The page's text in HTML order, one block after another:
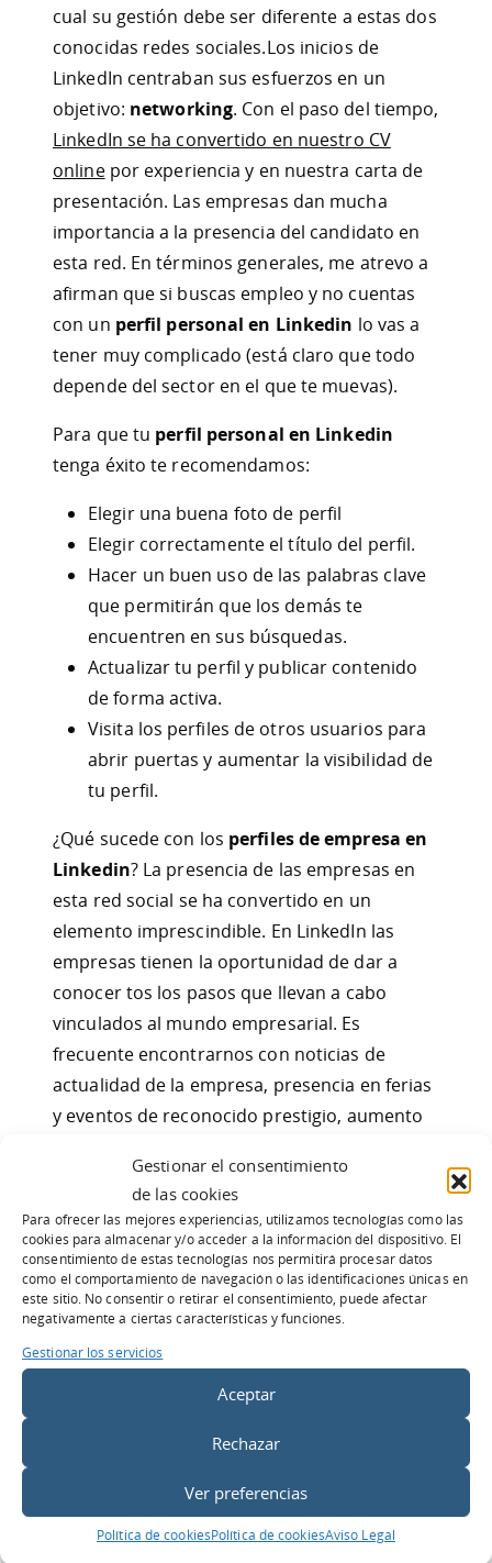
Gestionar el consentimiento
de las cookies
Para ofrecer las mejores experiencias, utilizamos tecnologías como las
cookies para almacenar y/o acceder a la información del dispositivo. El
consentimiento de estas tecnologías nos permitirá procesar datos
como el comportamiento de navegación o las identificaciones únicas en
este sitio. No consentir o retirar el consentimiento, puede afectar
negativamente a ciertas características y funciones.
Gestionar los servicios
Aceptar
Rechazar
Ver preferencias
Política de cookiesPolítica de cookiesAviso Legal
cual su gestión debe ser diferente a estas dos
conocidas redes sociales.Los inicios de
LinkedIn centraban sus esfuerzos en un
objetivo: networking. Con el paso del tiempo,
LinkedIn se ha convertido en nuestro CV
onlinepor experiencia y en nuestra carta de
presentación. Las empresas dan mucha
importancia a la presencia del candidato en
esta red. En términos generales, me atrevo a
afirman que si buscas empleo y no cuentas
con un perfil personal en Linkedin lo vas a
tener muy complicado (está claro que todo
depende del sector en el que te muevas).
Para que tu perfil personal en Linkedin
tenga éxito te recomendamos:
Elegir una buena foto de perfil
Elegir correctamente el título del perfil.
Hacer un buen uso de las palabras clave
que permitirán que los demás te
encuentren en sus búsquedas.
Actualizar tu perfil y publicar contenido
de forma activa.
Visita los perfiles de otros usuarios para
abrir puertas y aumentar la visibilidad de
tu perfil.
¿Qué sucede con los perfiles de empresa en
Linkedin? La presencia de las empresas en
esta red social se ha convertido en un
elemento imprescindible. En LinkedIn las
empresas tienen la oportunidad de dar a
conocer tos los pasos que llevan a cabo
vinculados al mundo empresarial. Es
frecuente encontrarnos con noticias de
actualidad de la empresa, presencia en ferias
y eventos de reconocido prestigio, aumento
acciones reflejan la situación de la empresa a
ojos de sus seguidores.
Toda aquella información que sume valor a la
empresa (noticias, artículos, resultados)
deben ser publicados en elperfil de
empresa en Linkedin
contenido. Estos contenidos van a mejorar el
posicionamiento y te van a ayudar a crear
Es muy importante recordar que no todo lo
que se publica en Facebook y Twitter es válido